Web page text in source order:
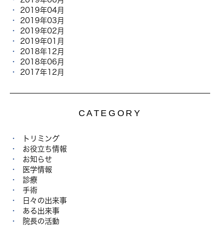
2019年04月
2019年03月
2019年02月
2019年01月
2018年12月
2018年06月
2017年12月
CATEGORY
トリミング
お役立ち情報
お知らせ
医学情報
診療
手術
日々の出来事
ある出来事
院長の活動